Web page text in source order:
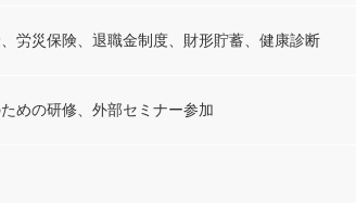
労災保険、退職金制度、財形貯蓄、健康診断
めの研修、外部セミナー参加